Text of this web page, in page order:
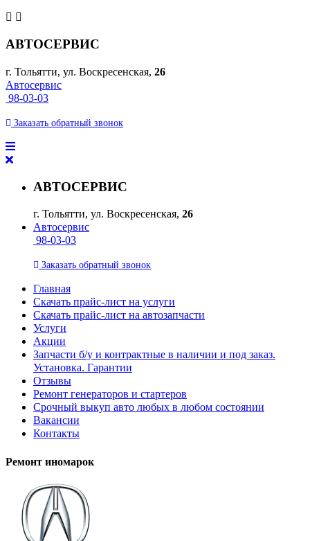
АВТОСЕРВИС
г. Тольятти, ул. Воскресенская, 26
Автосервис
98-03-03
Заказать обратный звонок
АВТОСЕРВИС
г. Тольятти, ул. Воскресенская, 26
Автосервис
98-03-03
Заказать обратный звонок
Главная
Скачать прайс-лист на услуги
Скачать прайс-лист на автозапчасти
Услуги
Акции
Запчасти б/у и контрактные в наличии и под заказ.
Установка. Гарантии
Отзывы
Ремонт генераторов и стартеров
Cрочный выкуп авто любых в любом состоянии
Вакансии
Контакты
Ремонт иномарок